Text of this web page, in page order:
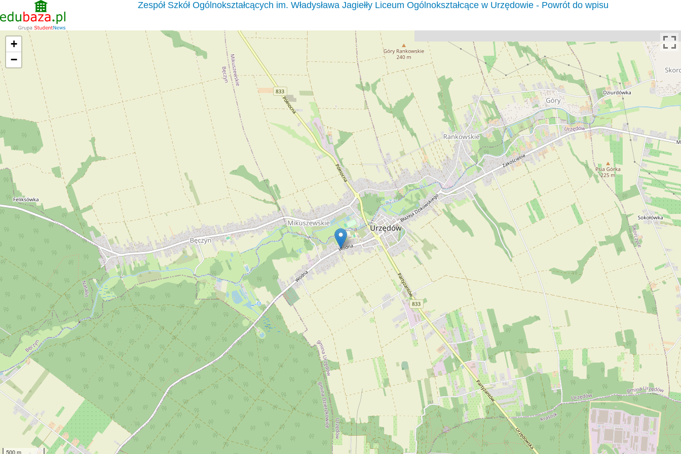
Zespół Szkół Ogólnokształcących im. Władysława Jagiełły Liceum Ogólnokształcące w Urzędowie - Powrót do wpisu
+
−
500 m